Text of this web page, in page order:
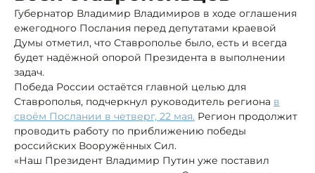
Губернатор Владимир Владимиров в ходе оглашения
ежегодного Послания перед депутатами краевой
Думы отметил, что Ставрополье было, есть и всегда
будет надёжной опорой Президента в выполнении
задач.
Победа России остаётся главной целью для
Ставрополья, подчеркнул руководитель региона в
своём Послании в четверг, 22 мая. Регион продолжит
проводить работу по приближению победы
российских Вооружённых Сил.
«Наш Президент Владимир Путин уже поставил